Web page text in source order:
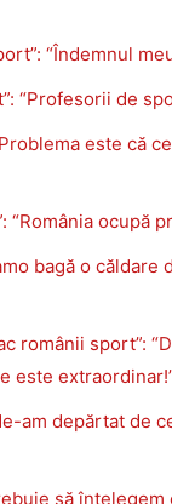
“Îndemnul
“Profesorii de
este că
ocupă
bagă o
românii sport”:
este
am depărtat de
să